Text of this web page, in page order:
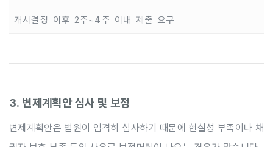
개시결정 이후 2주~4주 이내 제출 요구
3. 변제계획안 심사 및 보정
변제계획안은 법원이 엄격히 심사하기 때문에 현실성 부족이나 채